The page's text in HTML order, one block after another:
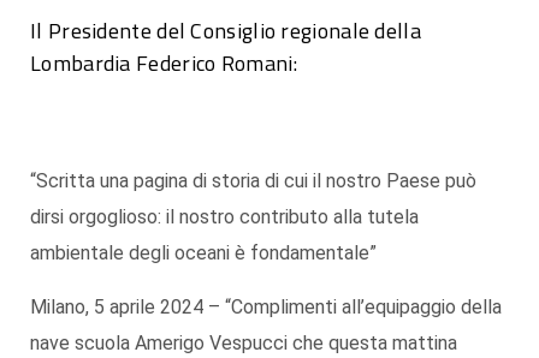
Il Presidente del Consiglio regionale della
Lombardia Federico Romani:
“Scritta una pagina di storia di cui il nostro Paese può
dirsi orgoglioso: il nostro contributo alla tutela
ambientale degli oceani è fondamentale”
Milano, 5 aprile 2024 – “Complimenti all’equipaggio della
nave scuola Amerigo Vespucci che questa mattina